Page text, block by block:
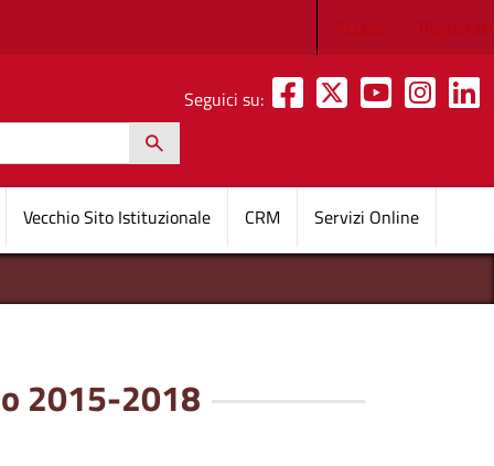
Menu
Accedi Registrati
Seguici su:
h
Vecchio Sito Istituzionale CRM Servizi Online
2015-2018